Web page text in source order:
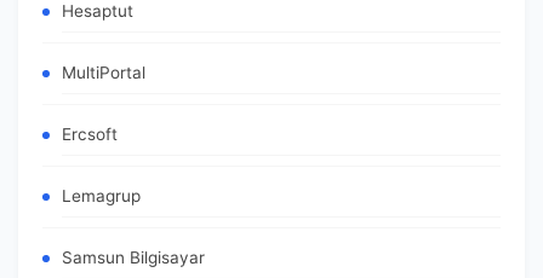
Hesaptut
MultiPortal
Ercsoft
Lemagrup
Samsun Bilgisayar